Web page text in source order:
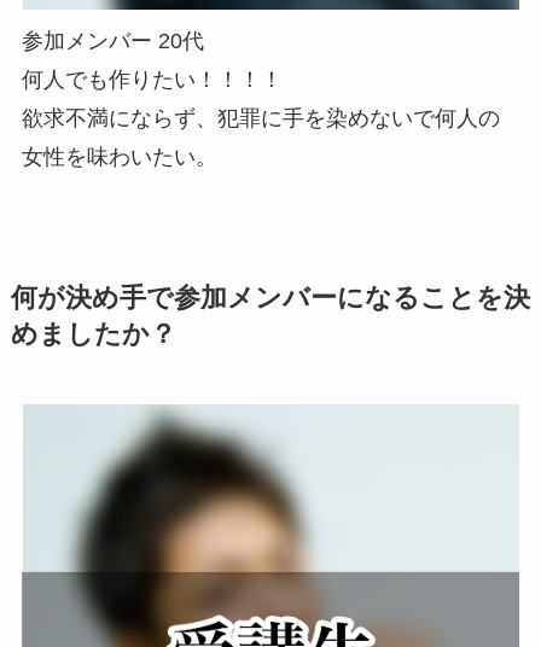
参加メンバー 20代
何人でも作りたい！！！！
欲求不満にならず、犯罪に手を染めないで何人の
女性を味わいたい。
何が決め手で参加メンバーになることを決
めましたか？